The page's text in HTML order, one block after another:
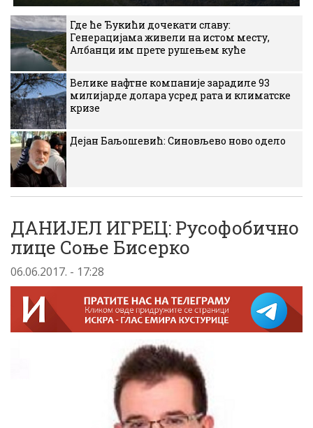
Где ће Ђукићи дочекати славу:
Генерацијама живели на истом месту,
Албанци им прете рушењем куће
Велике нафтне компаније зарадиле 93
милијарде долара усред рата и климатске
кризе
Дејан Баљошевић: Синовљево ново одело
ДАНИЈЕЛ ИГРЕЦ: Русофобично
лице Соње Бисерко
06.06.2017. - 17:28